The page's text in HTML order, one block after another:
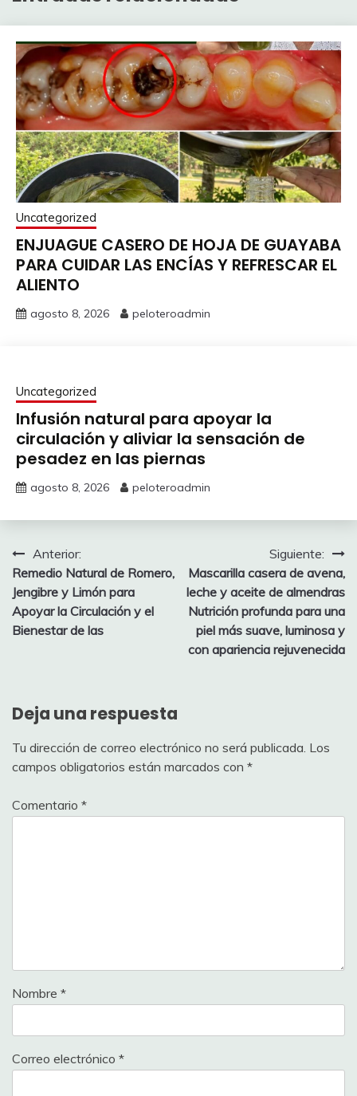
Uncategorized
ENJUAGUE CASERO DE HOJA DE GUAYABA
PARA CUIDAR LAS ENCÍAS Y REFRESCAR EL
ALIENTO
agosto 8, 2026 peloteroadmin
Uncategorized
Infusión natural para apoyar la
circulación y aliviar la sensación de
pesadez en las piernas
agosto 8, 2026 peloteroadmin
Navegación
de
entradas
Anterior:
Remedio Natural de Romero,
Jengibre y Limón para
Apoyar la Circulación y el
Bienestar de las
Siguiente:
Mascarilla casera de avena,
leche y aceite de almendras
Nutrición profunda para una
piel más suave, luminosa y
con apariencia rejuvenecida
Deja una respuesta
Tu dirección de correo electrónico no será publicada. Los
campos obligatorios están marcados con *
Comentario *
Nombre *
Correo electrónico *